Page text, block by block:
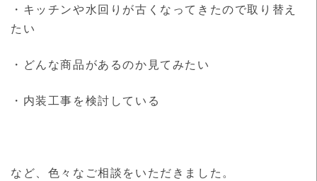
・キッチンや水回りが古くなってきたので取り替え
たい
・どんな商品があるのか見てみたい
・内装工事を検討している
など、色々なご相談をいただきました。